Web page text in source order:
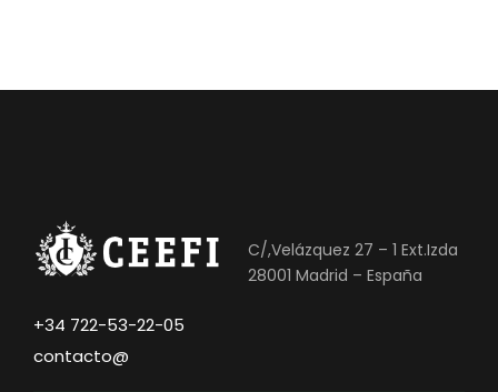
C/,Velázquez 27 – 1 Ext.Izda
28001 Madrid – España
+34 722-53-22-05
contacto@